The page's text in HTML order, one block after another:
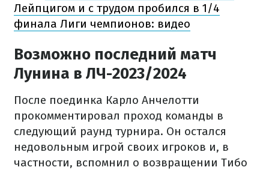
Лейпцигом и с трудом пробился в 1/4
финала Лиги чемпионов: видео
Возможно последний матч
Лунина в ЛЧ-2023/2024
После поединка Карло Анчелотти
прокомментировал проход команды в
следующий раунд турнира. Он остался
недовольным игрой своих игроков и, в
частности, вспомнил о возвращении Тибо